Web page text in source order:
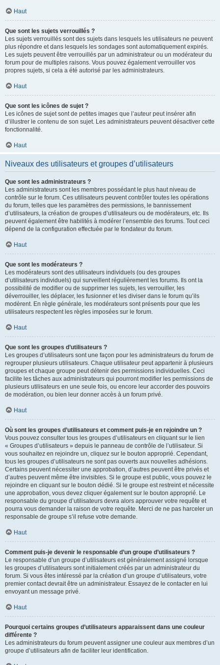
Haut
Que sont les sujets verrouillés ?
Les sujets verrouillés sont des sujets dans lesquels les utilisateurs ne peuvent
plus répondre et dans lesquels les sondages sont automatiquement expirés.
Les sujets peuvent être verrouillés par un administrateur ou un modérateur du
forum pour de multiples raisons. Vous pouvez également verrouiller vos
propres sujets, si cela a été autorisé par les administrateurs.
Haut
Que sont les icônes de sujet ?
Les icônes de sujet sont de petites images que l’auteur peut insérer afin
d’illustrer le contenu de son sujet. Les administrateurs peuvent désactiver cette
fonctionnalité.
Haut
Niveaux des utilisateurs et groupes d’utilisateurs
Que sont les administrateurs ?
Les administrateurs sont les membres possédant le plus haut niveau de
contrôle sur le forum. Ces utilisateurs peuvent contrôler toutes les opérations
du forum, telles que les paramètres des permissions, le bannissement
d’utilisateurs, la création de groupes d’utilisateurs ou de modérateurs, etc. Ils
peuvent également être habilités à modérer l’ensemble des forums. Tout ceci
dépend de la configuration effectuée par le fondateur du forum.
Haut
Que sont les modérateurs ?
Les modérateurs sont des utilisateurs individuels (ou des groupes
d’utilisateurs individuels) qui surveillent régulièrement les forums. Ils ont la
possibilité de modifier ou de supprimer les sujets, les verrouiller, les
déverrouiller, les déplacer, les fusionner et les diviser dans le forum qu’ils
modèrent. En règle générale, les modérateurs sont présents pour que les
utilisateurs respectent les règles imposées sur le forum.
Haut
Que sont les groupes d’utilisateurs ?
Les groupes d’utilisateurs sont une façon pour les administrateurs du forum de
regrouper plusieurs utilisateurs. Chaque utilisateur peut appartenir à plusieurs
groupes et chaque groupe peut détenir des permissions individuelles. Ceci
facilite les tâches aux administrateurs qui pourront modifier les permissions de
plusieurs utilisateurs en une seule fois, ou encore leur accorder des pouvoirs
de modération, ou bien leur donner accès à un forum privé.
Haut
Où sont les groupes d’utilisateurs et comment puis-je en rejoindre un ?
Vous pouvez consulter tous les groupes d’utilisateurs en cliquant sur le lien
« Groupes d’utilisateurs » depuis le panneau de contrôle de l’utilisateur. Si
vous souhaitez en rejoindre un, cliquez sur le bouton approprié. Cependant,
tous les groupes d’utilisateurs ne sont pas ouverts aux nouvelles adhésions.
Certains peuvent nécessiter une approbation, d’autres peuvent être privés et
d’autres peuvent même être invisibles. Si le groupe est public, vous pouvez le
rejoindre en cliquant sur le bouton dédié. Si le groupe est restreint et nécessite
une approbation, vous devez cliquer également sur le bouton approprié. Le
responsable du groupe d’utilisateurs devra alors approuver votre requête et
pourra vous demander la raison de votre requête. Merci de ne pas harceler un
responsable de groupe s’il refuse votre demande.
Haut
Comment puis-je devenir le responsable d’un groupe d’utilisateurs ?
Le responsable d’un groupe d’utilisateurs est généralement assigné lorsque
les groupes d’utilisateurs sont initialement créés par un administrateur du
forum. Si vous êtes intéressé par la création d’un groupe d’utilisateurs, votre
premier contact devrait être un administrateur. Essayez de le contacter en lui
envoyant un message privé.
Haut
Pourquoi certains groupes d’utilisateurs apparaissent dans une couleur
différente ?
Les administrateurs du forum peuvent assigner une couleur aux membres d’un
groupe d’utilisateurs afin de faciliter leur identification.